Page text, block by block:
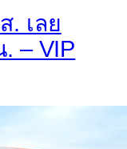
. เลย
. – VIP